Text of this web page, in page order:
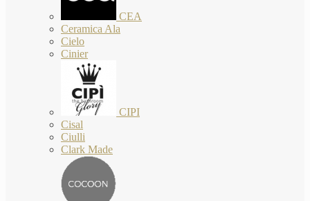
CEA
Ceramica Ala
Cielo
Cinier
CIPI
Cisal
Ciulli
Clark Made